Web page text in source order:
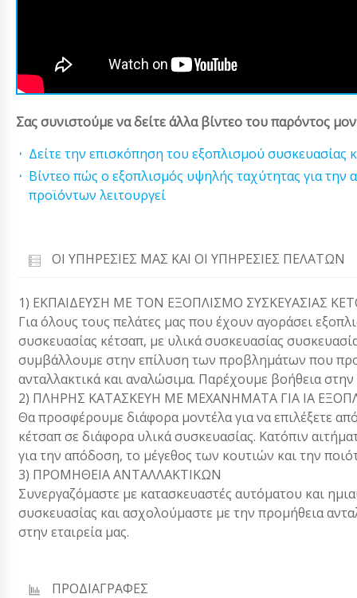
Σας συνιστούμε να δείτε άλλα βίντεο του παρόντος
Δείτε την επισκόπηση του εξοπλισμού συσκευασίας
Βίντεο πώς ο εξοπλισμός υψηλής ταχύτητας για
προϊόντων λειτουργεί
ΟΙ ΥΠΗΡΕΣΊΕΣ ΜΑΣ ΚΑΙ ΟΙ ΥΠΗΡΕΣΊΕΣ ΠΕΛΑΤΏΝ
1) ΕΚΠΑΙΔΕΥΣΗ ΜΕ ΤΟΝ ΕΞΟΠΛΙΣΜΟ ΣΥΣΚΕΥΑΣΙΑΣ
Για όλους τους πελάτες μας που έχουν αγοράσει
συσκευασίας κέτσαπ, με υλικά συσκευασίας
συμβάλλουμε στην επίλυση των προβλημάτων που
ανταλλακτικά και αναλώσιμα. Παρέχουμε βοήθεια
2) ΠΛΗΡΗΣ ΚΑΤΑΣΚΕΥΗ ΜΕ ΜΕΧΑΝΗΜΑΤΑ ΓΙΑ ΙΑ
Θα προσφέρουμε διάφορα μοντέλα για να επιλέξετε
κέτσαπ σε διάφορα υλικά συσκευασίας. Κατόπιν
για την απόδοση, το μέγεθος των κουτιών και την
3) ΠΡΟΜΗΘΕΙΑ ΑΝΤΑΛΛΑΚΤΙΚΩΝ
Συνεργαζόμαστε με κατασκευαστές αυτόματου και
συσκευασίας και ασχολούμαστε με την προμήθεια
στην εταιρεία μας.
ΠΡΟΔΙΑΓΡΑΦΕΣ